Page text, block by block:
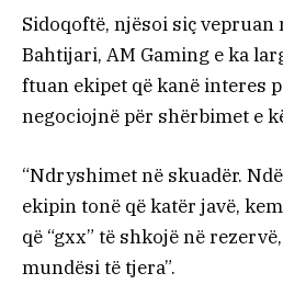
Sidoqoftë, njësoi siç vepruan
Bahtijari, AM Gaming e ka
ftuan ekipet që kanë interes
negociojnë për shërbimet e
“Ndryshimet në skuadër.
ekipin tonë që katër javë,
që “gxx” të shkojë në
mundësi të tjera”.